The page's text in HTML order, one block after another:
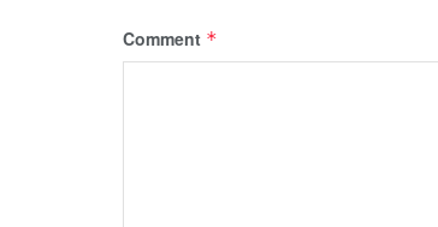
Comment *